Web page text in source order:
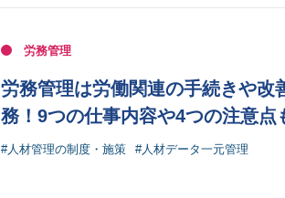
労務管理
労務管理は労働関連の手続きや改
務！9つの仕事内容や4つの注意点
#人材管理の制度・施策 #人材データ一元管理